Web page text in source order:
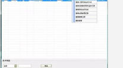
服务新高度